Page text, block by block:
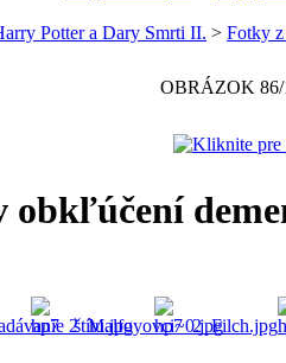
Potter a Dary Smrti II. > Fotky
OBRÁZOK 86/
obkľúčení